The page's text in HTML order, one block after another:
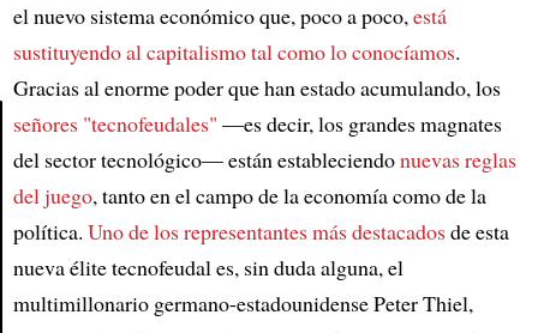
Article
el nuevo sistema económico que, poco a poco,está
sustituyendo al capitalismo tal como lo conocíamos.
Gracias al enorme poder que han estado acumulando, los
señores "tecnofeudales" —es decir, los grandes magnates
del sector tecnológico— están estableciendonuevas reglas
del juego, tanto en el campo de la economía como de la
política. Uno de los representantes más destacadosde esta
nueva élite tecnofeudal es, sin duda alguna, el
multimillonario germano-estadounidense Peter Thiel,